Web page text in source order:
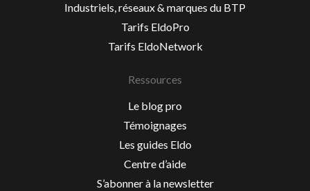
Industriels, réseaux & marques du BTP
Tarifs EldoPro
Tarifs EldoNetwork
Ressources
Le blog pro
Témoignages
Les guides Eldo
Centre d’aide
S’abonner à la newsletter